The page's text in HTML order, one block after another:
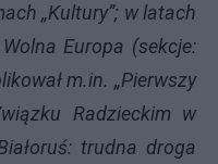
„Kultury”; w latach
Europa (sekcje:
m.in. „Pierwszy
Radzieckim w
trudna droga